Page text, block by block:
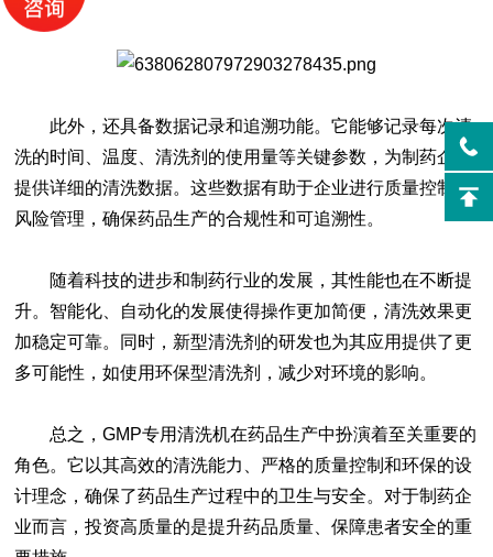
此外，还具备数据记录和追溯功能。它能够记录每次清
洗的时间、温度、清洗剂的使用量等关键参数，为制药企业
提供详细的清洗数据。这些数据有助于企业进行质量控制和
风险管理，确保药品生产的合规性和可追溯性。
随着科技的进步和制药行业的发展，其性能也在不断提
升。智能化、自动化的发展使得操作更加简便，清洗效果更
加稳定可靠。同时，新型清洗剂的研发也为其应用提供了更
多可能性，如使用环保型清洗剂，减少对环境的影响。
总之，GMP专用清洗机在药品生产中扮演着至关重要的
角色。它以其高效的清洗能力、严格的质量控制和环保的设
计理念，确保了药品生产过程中的卫生与安全。对于制药企
业而言，投资高质量的是提升药品质量、保障患者安全的重